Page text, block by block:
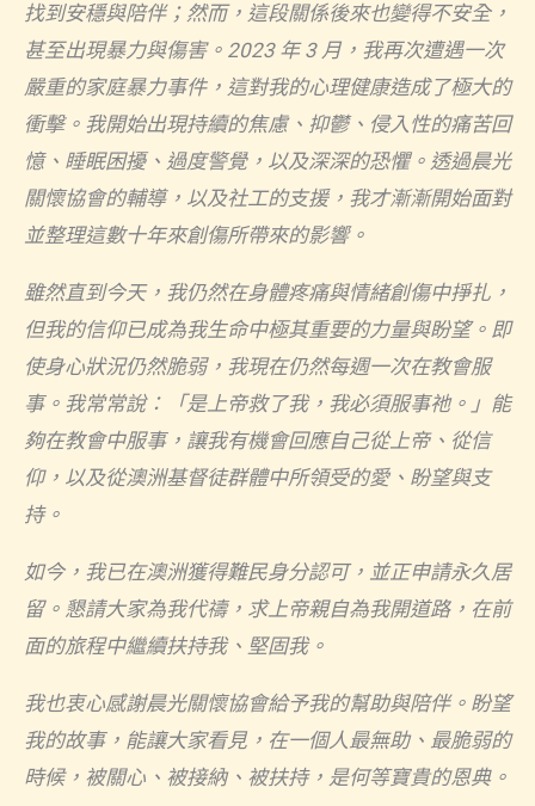
找到安穩與陪伴；然而，這段關係後來也變得不安全，
甚至出現暴力與傷害。 2023 年3 月，我再次遭遇一次
嚴重的家庭暴力事件，這對我的心理健康造成了極大的
衝擊。我開始出現持續的焦慮、抑鬱、侵入性的痛苦回
憶、睡眠困擾、過度警覺，以及深深的恐懼。透過晨光
關懷協會的輔導，以及社工的支援，我才漸漸開始面對
並整理這數十年來創傷所帶來的影響。
雖然直到今天，我仍然在身體疼痛與情緒創傷中掙扎，
但我的信仰已成為我生命中極其重要的力量與盼望。即
使身心狀況仍然脆弱，我現在仍然每週一次在教會服
事。我常常說：「是上帝救了我，我必須服事祂。」能
夠在教會中服事，讓我有機會回應自己從上帝、從信
仰，以及從澳洲基督徒群體中所領受的愛、盼望與支
持。
如今，我已在澳洲獲得難民身分認可，並正申請永久居
留。懇請大家為我代禱，求上帝親自為我開道路，在前
面的旅程中繼續扶持我、堅固我。
我也衷心感謝晨光關懷協會給予我的幫助與陪伴。盼望
我的故事，能讓大家看見，在一個人最無助、最脆弱的
時候，被關心、被接納、被扶持，是何等寶貴的恩典。